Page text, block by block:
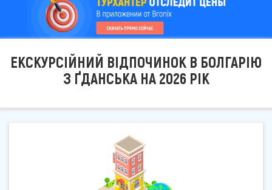
ЕКСКУРСІЙНИЙ ВІДПОЧИНОК В БОЛГАРІЮ
З ҐДАНСЬКА НА 2026 РІК